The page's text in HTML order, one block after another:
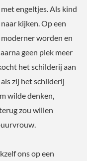
engeltjes. Als kind
kijken. Op een
worden en
geen plek meer
het schilderij aan
zij het schilderij
wilde denken,
zou willen
ons op een